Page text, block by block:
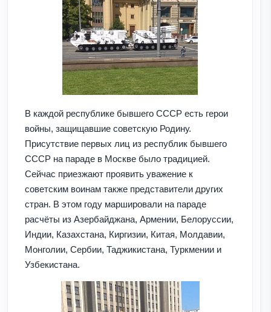
В каждой республике бывшего СССР есть герои
войны, защищавшие советскую Родину.
Присутствие первых лиц из республик бывшего
СССР на параде в Москве было традицией.
Сейчас приезжают проявить уважение к
советским воинам также представители других
стран. В этом году маршировали на параде
расчёты из Азербайджана, Армении, Белоруссии,
Индии, Казахстана, Киргизии, Китая, Молдавии,
Монголии, Сербии, Таджикистана, Туркмении и
Узбекистана.